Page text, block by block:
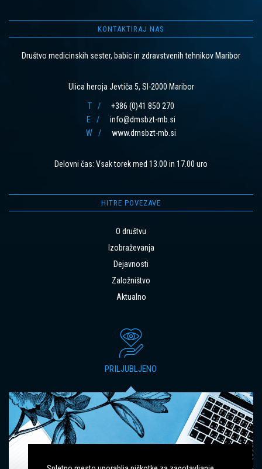
KONTAKTIRAJ NAS
Društvo medicinskih sester, babic in zdravstvenih tehnikov Maribor
Ulica heroja Jevtiča 5, SI-2000 Maribor
T
+386 (0)41 850 270
E
info@dmsbzt-mb.si
W
www.dmsbzt-mb.si
Delovni čas: Vsak torek med 13.00 in 17.00 uro
HITRE POVEZAVE
O društvu
Izobraževanja
Dejavnosti
Založništvo
Aktualno
PRILJUBLJENO